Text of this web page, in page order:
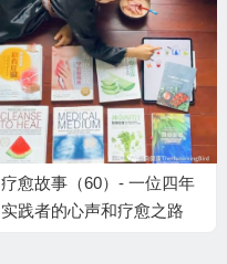
等（一）
疗愈故事（60）- 一位四年
实践者的心声和疗愈之路